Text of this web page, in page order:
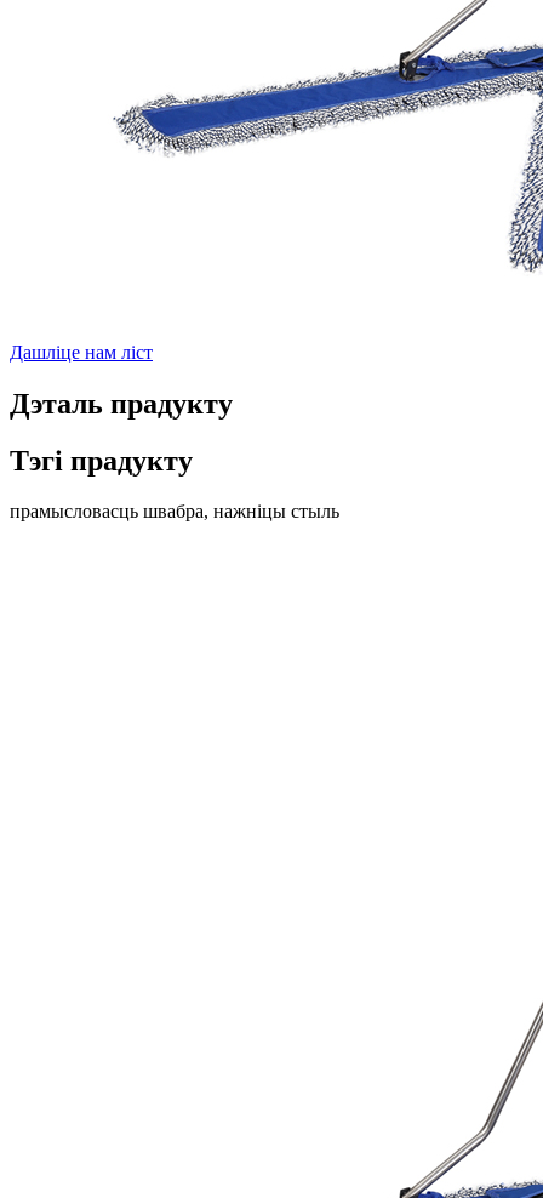
Дашліце нам ліст
Дэталь прадукту
Тэгі прадукту
прамысловасць швабра, нажніцы стыль